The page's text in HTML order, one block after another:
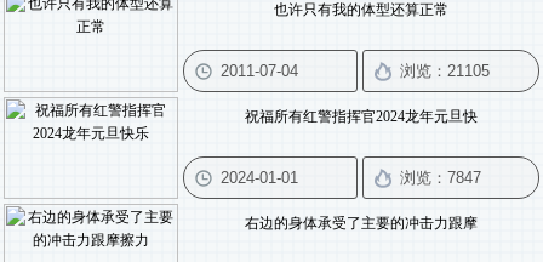
也许只有我的体型还算正常
祝福所有红警指挥官2024龙年元旦快
右边的身体承受了主要的冲击力跟摩